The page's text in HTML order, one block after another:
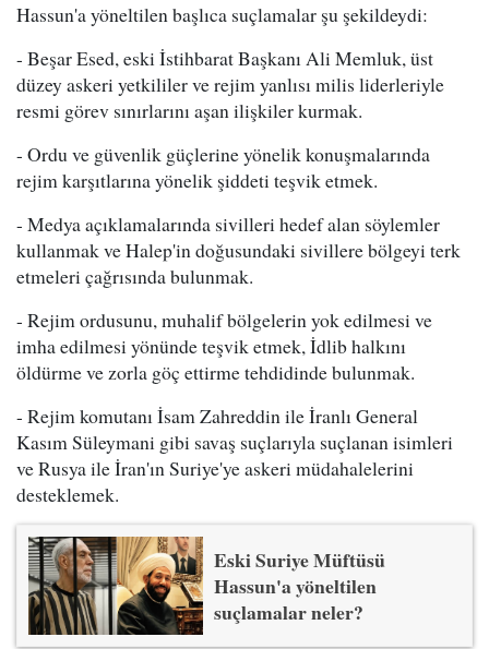
Hassun'a yöneltilen başlıca suçlamalar şu şekildeydi:
- Beşar Esed, eski İstihbarat Başkanı Ali Memluk, üst
düzey askeri yetkililer ve rejim yanlısı milis liderleriyle
resmi görev sınırlarını aşan ilişkiler kurmak.
- Ordu ve güvenlik güçlerine yönelik konuşmalarında
rejim karşıtlarına yönelik şiddeti teşvik etmek.
- Medya açıklamalarında sivilleri hedef alan söylemler
kullanmak ve Halep'in doğusundaki sivillere bölgeyi terk
etmeleri çağrısında bulunmak.
- Rejim ordusunu, muhalif bölgelerin yok edilmesi ve
imha edilmesi yönünde teşvik etmek, İdlib halkını
öldürme ve zorla göç ettirme tehdidinde bulunmak.
- Rejim komutanı İsam Zahreddin ile İranlı General
Kasım Süleymani gibi savaş suçlarıyla suçlanan isimleri
ve Rusya ile İran'ın Suriye'ye askeri müdahalelerini
desteklemek.
Eski Suriye Müftüsü
Hassun'a yöneltilen
suçlamalar neler?